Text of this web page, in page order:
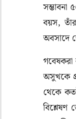
বয়স,
অবসাদে
অসুখকে
থেকে
বিশ্লেষণ